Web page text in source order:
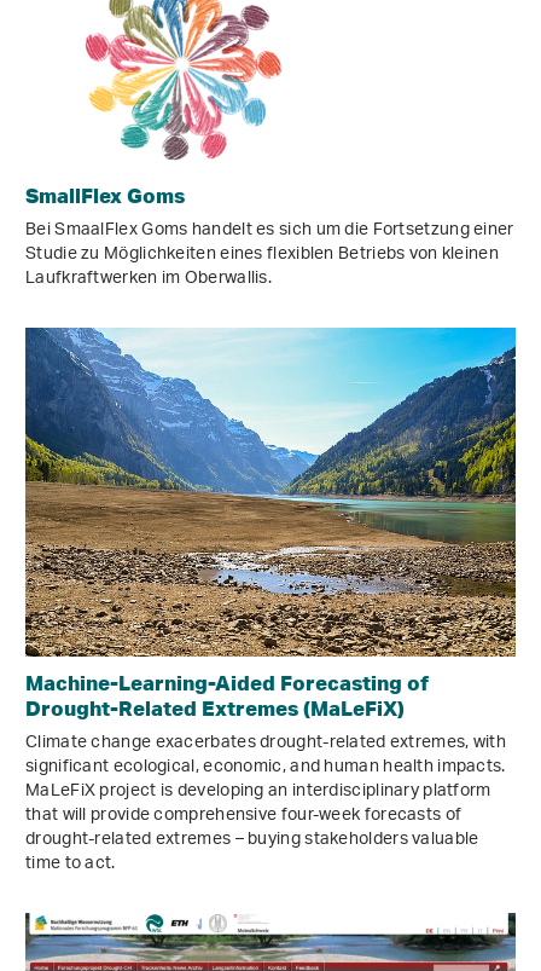
SmallFlex Goms
Bei SmaalFlex Goms handelt es sich um die Fortsetzung einer
Studie zu Möglichkeiten eines flexiblen Betriebs von kleinen
Laufkraftwerken im Oberwallis.
Machine-Learning-Aided Forecasting of
Drought-Related Extremes (MaLeFiX)
Climate change exacerbates drought-related extremes, with
significant ecological, economic, and human health impacts.
MaLeFiX project is developing an interdisciplinary platform
that will provide comprehensive four-week forecasts of
drought-related extremes – buying stakeholders valuable
time to act.